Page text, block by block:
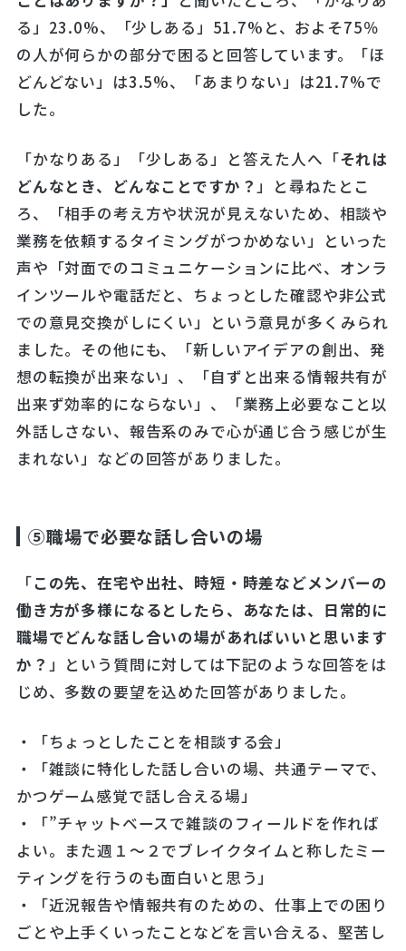
る」23.0%、「少しある」51.7%と、およそ75％
の人が何らかの部分で困ると回答しています。「ほ
どんどない」は3.5%、「あまりない」は21.7%で
した。
「かなりある」「少しある」と答えた人へ「それは
どんなとき、どんなことですか？」と尋ねたとこ
ろ、「相手の考え方や状況が見えないため、相談や
業務を依頼するタイミングがつかめない」といった
声や「対面でのコミュニケーションに比べ、オンラ
インツールや電話だと、ちょっとした確認や非公式
での意見交換がしにくい」という意見が多くみられ
ました。その他にも、「新しいアイデアの創出、発
想の転換が出来ない」、「自ずと出来る情報共有が
出来ず効率的にならない」、「業務上必要なこと以
外話しさない、報告系のみで心が通じ合う感じが生
まれない」などの回答がありました。
⑤職場で必要な話し合いの場
「この先、在宅や出社、時短・時差などメンバーの
働き方が多様になるとしたら、あなたは、日常的に
職場でどんな話し合いの場があればいいと思います
か？ 」という質問に対しては下記のような回答をは
じめ、多数の要望を込めた回答がありました。
・「ちょっとしたことを相談する会」
・「雑談に特化した話し合いの場、共通テーマで、
かつゲーム感覚で話し合える場」
・「”チャットベースで雑談のフィールドを作れば
よい。また週１～２でブレイクタイムと称したミー
ティングを行うのも面白いと思う」
・「近況報告や情報共有のための、仕事上での困り
ごとや上手くいったことなどを言い合える、堅苦し